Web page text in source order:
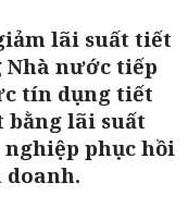
lãi suất tiết
Nhà nước tiếp
tín dụng tiết
bằng lãi suất
phục hồi